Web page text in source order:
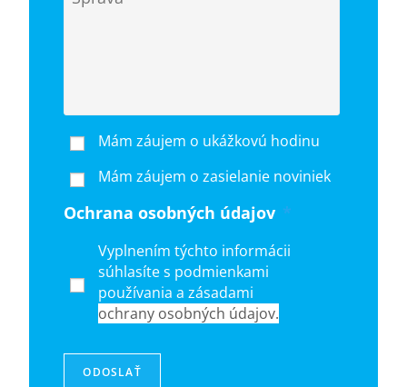
Mám záujem o ukážkovú hodinu
Mám záujem o zasielanie noviniek
Ochrana osobných údajov *
Vyplnením týchto informácii
súhlasíte s podmienkami
používania a zásadami
ochrany osobných údajov.
ODOSLAŤ